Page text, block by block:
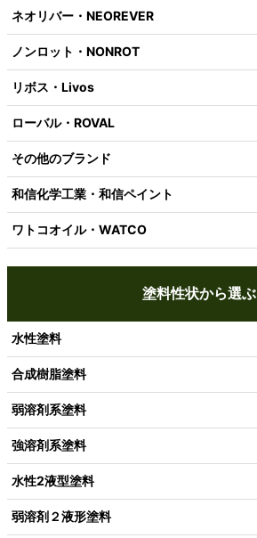
ネオリバー・NEOREVER
ノンロット・NONROT
リボス・Livos
ローバル・ROVAL
その他のブランド
和信化学工業・和信ペイント
ワトコオイル・WATCO
塗料性状から選ぶ
水性塗料
合成樹脂塗料
弱溶剤系塗料
強溶剤系塗料
水性2液型塗料
弱溶剤２液形塗料